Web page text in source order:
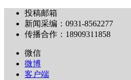
投稿邮箱
新闻采编：0931-8562277
传播合作：18909311858
微信
微博
客户端